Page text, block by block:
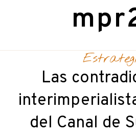
Las
del Canal de